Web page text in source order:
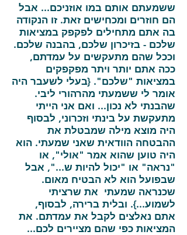
ששמעתם אותם במו אוזניכם... אבל
הם חוזרים ומכחישים זאת. זו הנקודה
בה אתם מתחילים לפקפק במציאות
שלכם - בזיכרון שלכם, בהבנה שלכם.
וככל שהם מתעקשים על עמדתם,
ככה אתם יותר ויתר מפקפקים
במציאות "שלכם". {בעלי לשעבר היה
אומר לי ששמעתי מהרהורי ליבי.
שהבנתי לא נכון... ואם אני הייתי
מתעקשת על בינתי וזכרוני, לבסוף
היה מוצא מילה שמבטלת את
ההבטחה הוודאית שאני שמעתי. הוא
היה טוען שהוא אמר "אולי", או
"נראה" או "יכול להיות ש...", אבל
שבפועל הוא לא הבטיח מאום.
שכנראה שמעתי את שרציתי
לשמוע...}. ובלית ברירה, לבסוף,
אתם נאלצים לקבל את עמדתם. את
המציאות כפי שהם מציירים לכם...